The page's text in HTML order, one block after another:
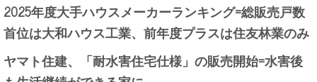
2025年度大手ハウスメーカーランキング=総販売戸数
首位は大和ハウス工業、前年度プラスは住友林業のみ
ヤマト住建、「耐水害住宅仕様」の販売開始=水害後